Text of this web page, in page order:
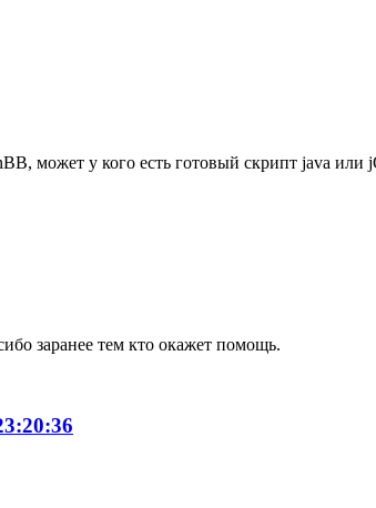
может у кого есть готовый скрипт java
заранее тем кто окажет помощь.